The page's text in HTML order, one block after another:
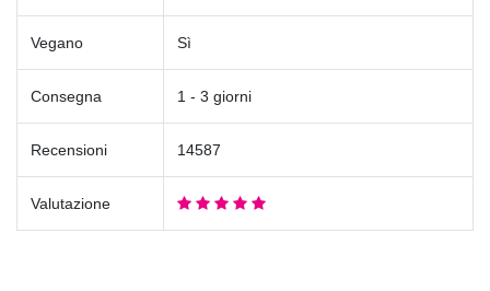
Vegano Sì
Consegna 1 - 3 giorni
Recensioni 14587
Valutazione